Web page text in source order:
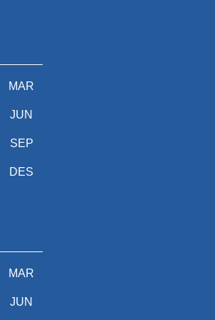
MAR
JUN
SEP
DES
MAR
JUN